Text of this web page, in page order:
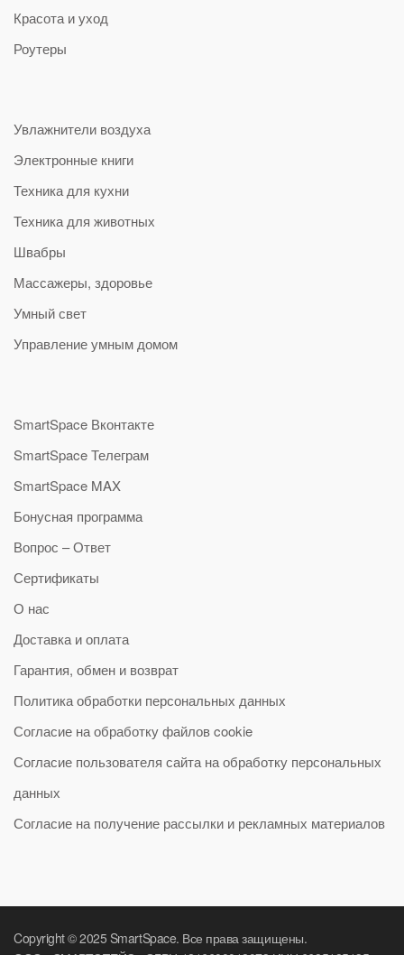
Красота и уход
Роутеры
Увлажнители воздуха
Электронные книги
Техника для кухни
Техника для животных
Швабры
Массажеры, здоровье
Умный свет
Управление умным домом
SmartSpace Вконтакте
SmartSpace Телеграм
SmartSpace MAX
Бонусная программа
Вопрос – Ответ
Сертификаты
О нас
Доставка и оплата
Гарантия, обмен и возврат
Политика обработки персональных данных
Согласие на обработку файлов cookie
Согласие пользователя сайта на обработку персональных
данных
Согласие на получение рассылки и рекламных материалов
Copyright © 2025 SmartSpace. Все права защищены.